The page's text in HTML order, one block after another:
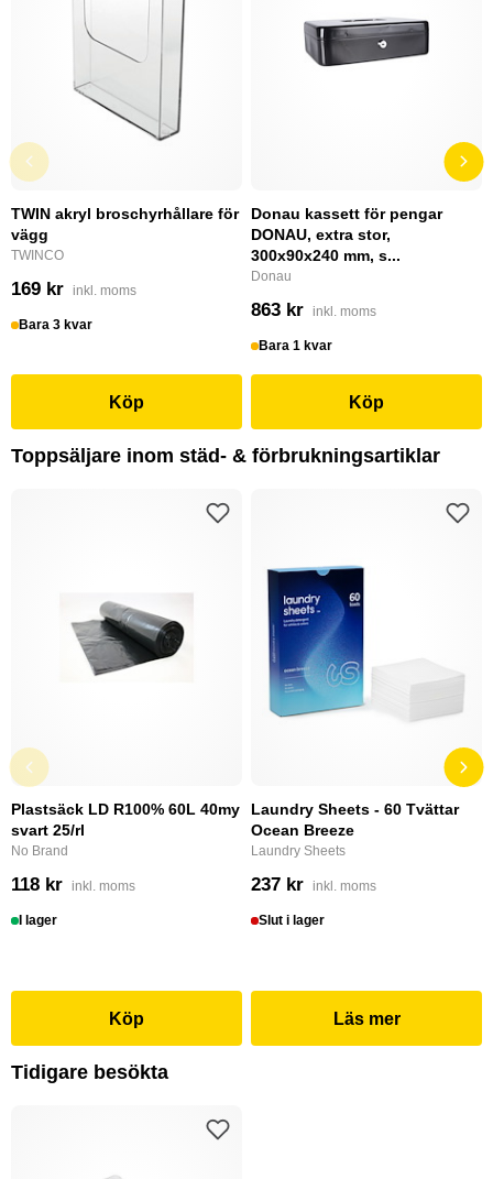
TWIN akryl broschyrhållare för
vägg
TWINCO
169 kr inkl. moms
Bara 3 kvar
Köp
Donau kassett för pengar
DONAU, extra stor,
300x90x240 mm, s...
Donau
863 kr inkl. moms
Bara 1 kvar
Köp
Toppsäljare inom städ- & förbrukningsartiklar
Plastsäck LD R100% 60L 40my
svart 25/rl
No Brand
118 kr inkl. moms
I lager
Köp
Laundry Sheets - 60 Tvättar
Ocean Breeze
Laundry Sheets
237 kr inkl. moms
Slut i lager
Läs mer
Tidigare besökta